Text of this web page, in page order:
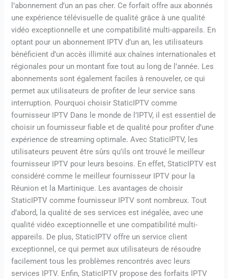
l’abonnement d’un an pas cher. Ce forfait offre aux abonnés
une expérience télévisuelle de qualité grâce à une qualité
vidéo exceptionnelle et une compatibilité multi-appareils. En
optant pour un abonnement IPTV d’un an, les utilisateurs
bénéficient d’un accès illimité aux chaînes internationales et
régionales pour un montant fixe tout au long de l’année. Les
abonnements sont également faciles à renouveler, ce qui
permet aux utilisateurs de profiter de leur service sans
interruption. Pourquoi choisir StaticIPTV comme
fournisseur IPTV Dans le monde de l’IPTV, il est essentiel de
choisir un fournisseur fiable et de qualité pour profiter d’une
expérience de streaming optimale. Avec StaticIPTV, les
utilisateurs peuvent être sûrs qu’ils ont trouvé le meilleur
fournisseur IPTV pour leurs besoins. En effet, StaticIPTV est
considéré comme le meilleur fournisseur IPTV pour la
Réunion et la Martinique. Les avantages de choisir
StaticIPTV comme fournisseur IPTV sont nombreux. Tout
d’abord, la qualité de ses services est inégalée, avec une
qualité vidéo exceptionnelle et une compatibilité multi-
appareils. De plus, StaticIPTV offre un service client
exceptionnel, ce qui permet aux utilisateurs de résoudre
facilement tous les problèmes rencontrés avec leurs
services IPTV. Enfin, StaticIPTV propose des forfaits IPTV